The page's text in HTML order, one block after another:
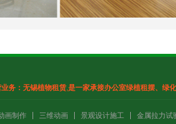
务： 无锡植物租赁,是一家承接办公室绿植租摆、绿
画制作 三维动画 景观设计施工 金属拉力试